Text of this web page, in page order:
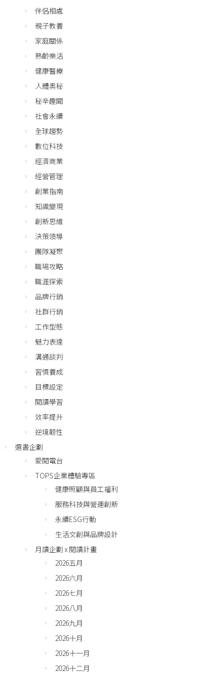
伴侶相處
親子教養
家庭關係
熟齡樂活
健康醫療
人體奧秘
秘辛趣聞
社會永續
全球趨勢
數位科技
經濟商業
經營管理
創業指南
知識變現
創新思維
決策領導
團隊凝聚
職場攻略
職涯探索
品牌行銷
社群行銷
工作型態
魅力表達
溝通談判
習慣養成
目標設定
閱讀學習
效率提升
逆境韌性
選書企劃
愛閱電台
TOPS企業體驗專區
健康照顧與員工福利
服務科技與營運創新
永續ESG行動
生活文創與品牌設計
月讀企劃 x 閱讀計畫
2026五月
2026六月
2026七月
2026八月
2026九月
2026十月
2026十一月
2026十二月